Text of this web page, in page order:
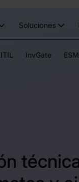
Soluciones
ITIL InvGate ESM